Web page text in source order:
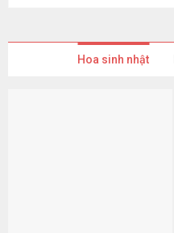
Hoa sinh nhật